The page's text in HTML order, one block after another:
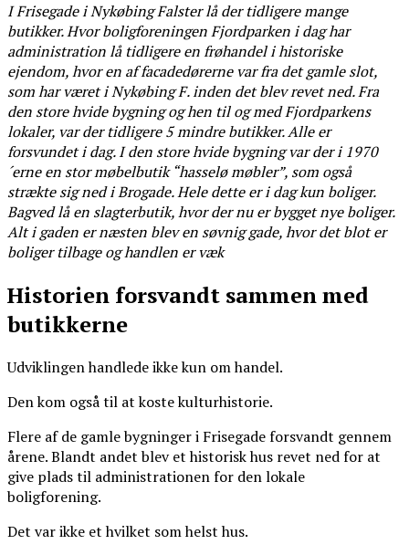
I Frisegade i Nykøbing Falster lå der tidligere mange
butikker. Hvor boligforeningen Fjordparken i dag har
administration lå tidligere en frøhandel i historiske
ejendom, hvor en af facadedørerne var fra det gamle slot,
som har været i Nykøbing F. inden det blev revet ned. Fra
den store hvide bygning og hen til og med Fjordparkens
lokaler, var der tidligere 5 mindre butikker. Alle er
forsvundet i dag. I den store hvide bygning var der i 1970
´erne en stor møbelbutik “hasselø møbler”, som også
strækte sig ned i Brogade. Hele dette er i dag kun boliger.
Bagved lå en slagterbutik, hvor der nu er bygget nye boliger.
Alt i gaden er næsten blev en søvnig gade, hvor det blot er
boliger tilbage og handlen er væk
Historien forsvandt sammen med
butikkerne
Udviklingen handlede ikke kun om handel.
Den kom også til at koste kulturhistorie.
Flere af de gamle bygninger i Frisegade forsvandt gennem
årene. Blandt andet blev et historisk hus revet ned for at
give plads til administrationen for den lokale
boligforening.
Det var ikke et hvilket som helst hus.